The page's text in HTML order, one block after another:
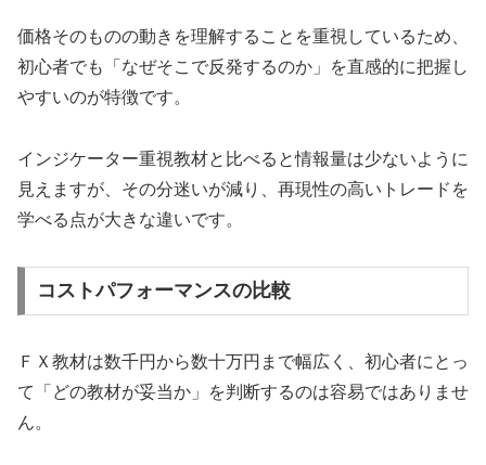
価格そのものの動きを理解することを重視しているため、
初心者でも「なぜそこで反発するのか」を直感的に把握し
やすいのが特徴です。
インジケーター重視教材と比べると情報量は少ないように
見えますが、その分迷いが減り、再現性の高いトレードを
学べる点が大きな違いです。
コストパフォーマンスの比較
ＦＸ教材は数千円から数十万円まで幅広く、初心者にとっ
て「どの教材が妥当か」を判断するのは容易ではありませ
ん。